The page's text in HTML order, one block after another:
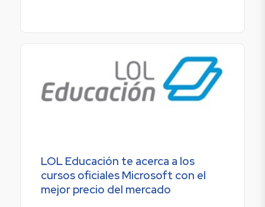
LOL Educación te acerca a los
cursos oficiales Microsoft con el
mejor precio del mercado